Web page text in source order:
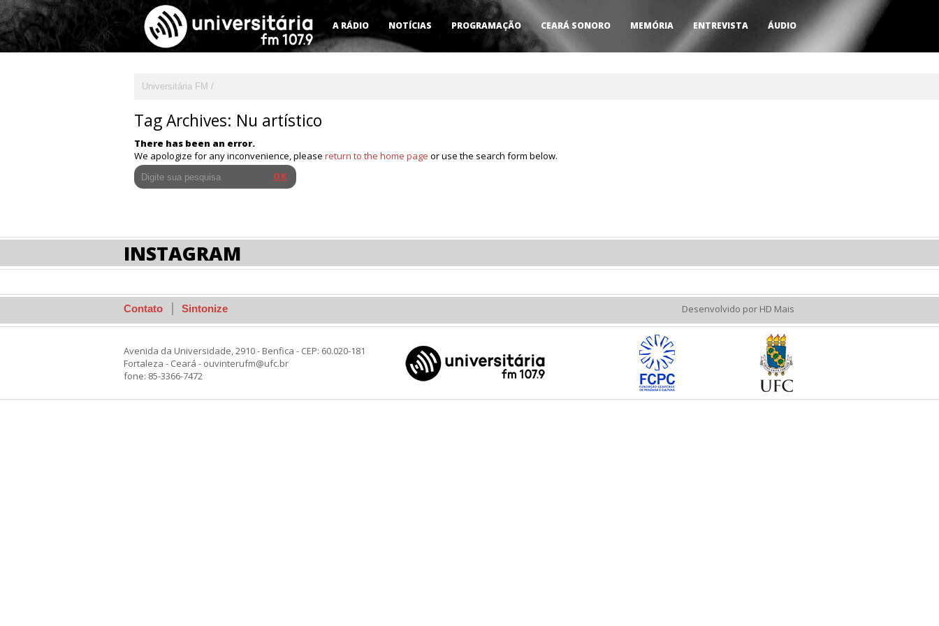
A RÁDIO NOTÍCIAS PROGRAMAÇÃO CEARÁ SONORO MEMÓRIA ENTREVISTA ÁUDIO
Universitária FM
Tag Archives: Nu artístico
There has been an error.
We apologize for any inconvenience, please return to the home page or use the search form below.
INSTAGRAM
Contato Sintonize Desenvolvido por HD Mais
Avenida da Universidade, 2910 - Benfica - CEP: 60.020-181
Fortaleza - Ceará - ouvinterufm@ufc.br
fone: 85-3366-7472